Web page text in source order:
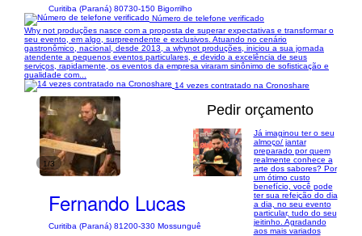
Curitiba (Paraná) 80730-150 Bigorrilho
Número de telefone verificado
Why not produções nasce com a proposta de superar expectativas e transformar o
seu evento, em algo, surpreendente e exclusivos. Atuando no cenário
gastronômico, nacional, desde 2013, a whynot produções, iniciou a sua jornada
atendente a pequenos eventos particulares, e devido a excelência de seus
serviços, rapidamente, os eventos da empresa viraram sinônimo de sofisticação e
qualidade com...
14 vezes contratado na Cronoshare
1/3
Pedir orçamento
Fernando Lucas
Curitiba (Paraná) 81200-330 Mossunguê
Já imaginou ter o seu
almoço/ jantar
preparado por quem
realmente conhece a
arte dos sabores? Por
um ótimo custo
benefício, você pode
ter sua refeição do dia
a dia, no seu evento
particular, tudo do seu
jeitinho. Agradando
aos mais variados